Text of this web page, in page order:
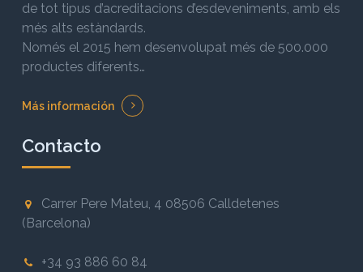
de tot tipus d’acreditacions d’esdeveniments, amb els
més alts estàndards.
Només el 2015 hem desenvolupat més de 500.000
productes diferents…
Más información
Contacto
Carrer Pere Mateu, 4 08506 Calldetenes
(Barcelona)
+34 93 886 60 84